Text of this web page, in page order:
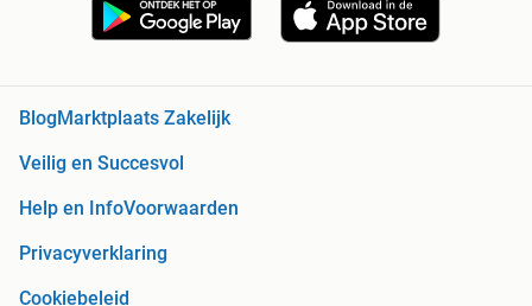
BlogMarktplaats Zakelijk
Veilig en Succesvol
Help en InfoVoorwaarden
Privacyverklaring
Cookiebeleid